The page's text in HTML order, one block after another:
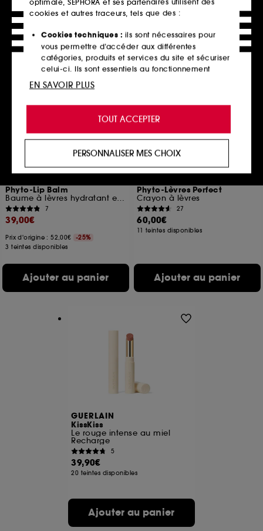
10 teintes disponibles
Ajouter au panier
10 teintes disponibles
Ajouter au panier
Phyto-Lip Balm
Baume à lèvres hydratant et repulpant
7
39,00€
Prix d'origine : 52,00€
-25%
3 teintes disponibles
Ajouter au panier
Offre fidélité web
Phyto-Lèvres Perfect
Crayon à lèvres
27
60,00€
11 teintes disponibles
Ajouter au panier
GUERLAIN
KissKiss
Le rouge intense au miel
Recharge
5
39,90€
20 teintes disponibles
Ajouter au panier
cookies et autres traceurs, tels que des :
Cookies techniques : ils sont nécessaires pour
vous permettre d’accéder aux différentes
catégories, produits et services du site et sécuriser
celui-ci. Ils sont essentiels au fonctionnement
technique du site et ne peuvent être désactivés.
de vous offrir une expérience enrichie et
personnalisée en vous recommandant des
produits, des services et des contenus qui
proposer des offres promotionnelles adaptées à
votre profil.
Cookies réseaux sociaux et publicité :ils sont
utilisés pour vous présenter du contenu susceptible
de vous plaire via des publicités, y compris sur des
sites tiers et sur les réseaux sociaux, sur la base
des pages que vous avez consultées, de votre
navigation, et de l'historique de vos interactions.
Cookies de mesure d’audience :
permettent de réaliser des statistiques de
fréquentation et de navigation sur notre site afin
Cookies de sécurisation des paiements en ligne :
ils nous permettent de lutter notamment contre les
il s’agit de cookies
permettant l’affichage et/ou la fourniture de
cookies d’authentification qui sont utilisés afin de
vous faire bénéficier de l’authentification
prolongée vous permettant d’accéder à votre
compte lors de votre prochaine visite sur le site
sans saisir à nouveau votre identifiant et mot de
A l'exception des cookies techniques, le dépôt et la
lecture de ces traceurs requiert votre accord. Vous
TOUT ACCEPTER
PERSONNALISER MES CHOIX
EN SAVOIR PLUS